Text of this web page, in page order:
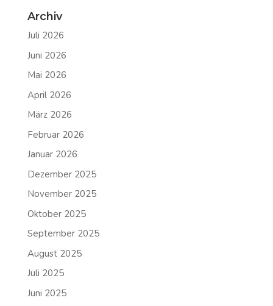
Archiv
Juli 2026
Juni 2026
Mai 2026
April 2026
März 2026
Februar 2026
Januar 2026
Dezember 2025
November 2025
Oktober 2025
September 2025
August 2025
Juli 2025
Juni 2025